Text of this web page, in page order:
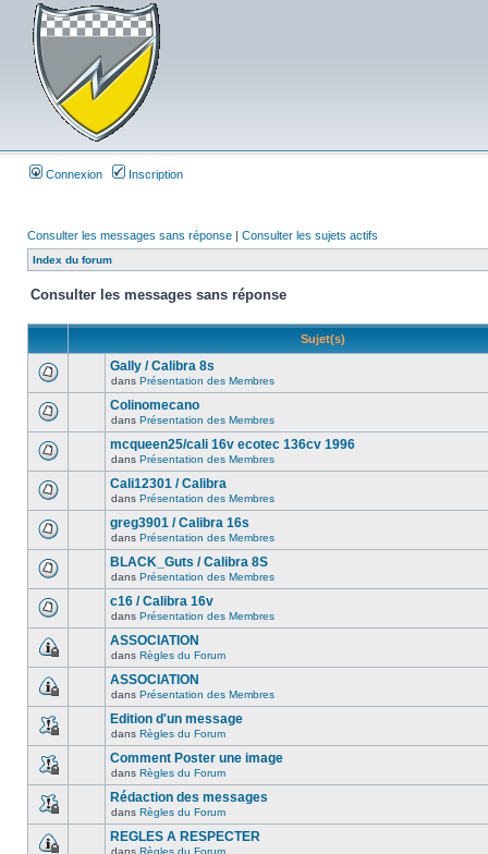
Connexion Inscription
Consulter les messages sans réponse | Consulter les sujets actifs
Index du forum
Consulter les messages sans réponse
Sujet(s)
Gally / Calibra 8s
dans Présentation des Membres
Colinomecano
dans Présentation des Membres
mcqueen25/cali 16v ecotec 136cv 1996
dans Présentation des Membres
Cali12301 / Calibra
dans Présentation des Membres
greg3901 / Calibra 16s
dans Présentation des Membres
BLACK_Guts / Calibra 8S
dans Présentation des Membres
c16 / Calibra 16v
dans Présentation des Membres
ASSOCIATION
dans Règles du Forum
ASSOCIATION
dans Présentation des Membres
Edition d'un message
dans Règles du Forum
Comment Poster une image
dans Règles du Forum
Rédaction des messages
dans Règles du Forum
REGLES A RESPECTER
dans Règles du Forum